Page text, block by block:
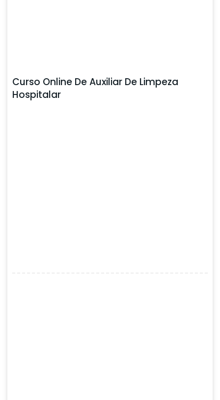
Curso Online De Auxiliar De Limpeza
Hospitalar